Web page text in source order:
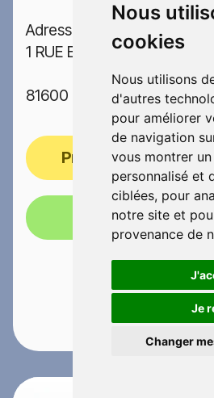
Nous
cookies
Nous utilisons
d'autres
pour améliorer
de navigation
vous montrer
personnalisé et
ciblées, pour
notre site et
provenance de
Je
Changer
Adresse:
1 RUE EGALITE
81600 GAILLAC
Prendre rendez-
Appelez-nous!